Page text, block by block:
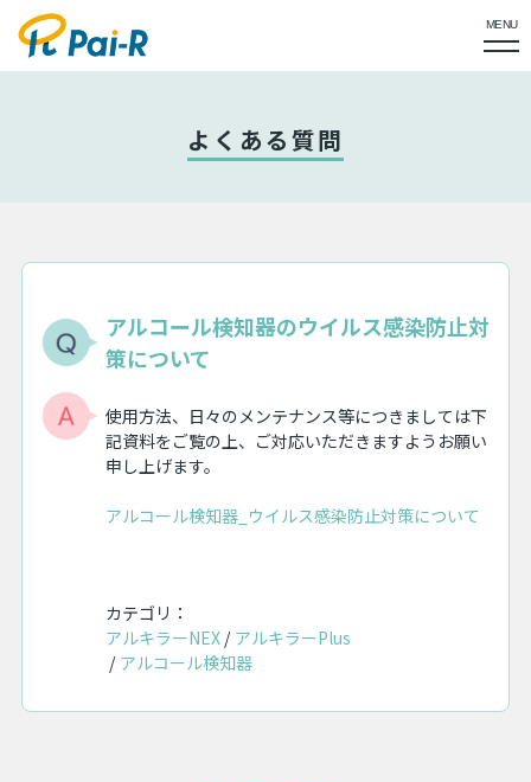
MENU
よくある質問
アルコール検知器のウイルス感染防止対
策について
使用方法、日々のメンテナンス等につきましては下
記資料をご覧の上、ご対応いただきますようお願い
申し上げます。
アルコール検知器_ウイルス感染防止対策について
カテゴリ：
アルキラーNEX
アルキラーPlus
アルコール検知器